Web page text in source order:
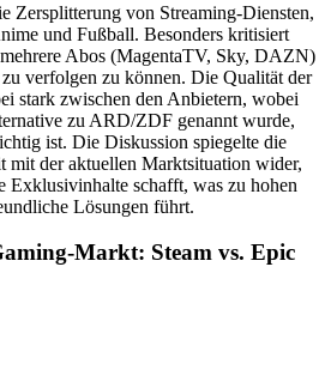
Zersplitterung von Streaming-Diensten,
und Fußball. Besonders kritisiert
Abos (MagentaTV, Sky, DAZN)
verfolgen zu können. Die Qualität der
stark zwischen den Anbietern, wobei
zu ARD/ZDF genannt wurde,
ist. Die Diskussion spiegelte die
mit der aktuellen Marktsituation wider,
Exklusivinhalte schafft, was zu hohen
Lösungen führt.
Markt: Steam vs. Epic